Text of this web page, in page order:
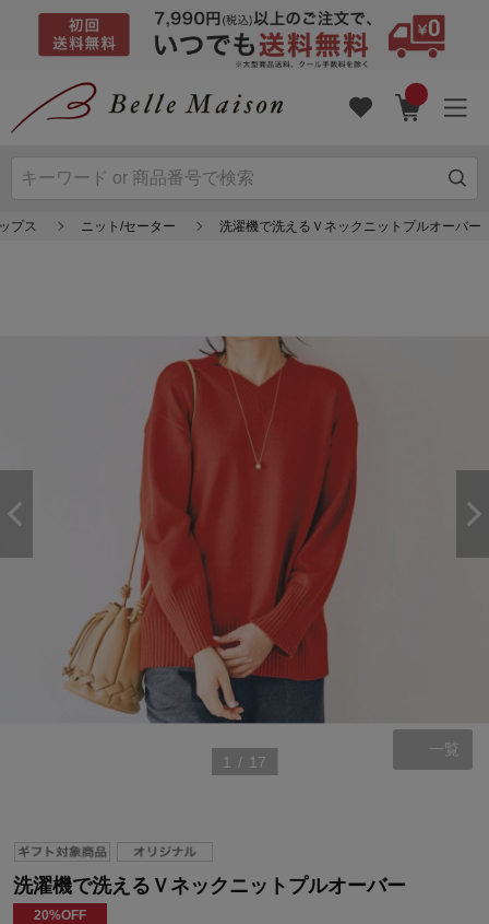
プス ニット/セーター 洗濯機で洗えるＶネックニットプルオーバー
1 / 17
一覧
洗濯機で洗えるＶネックニットプルオーバー
20%OFF